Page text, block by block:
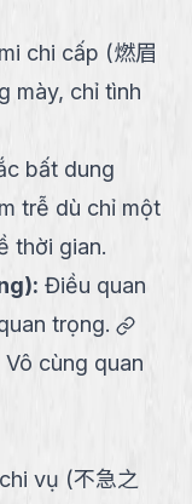
chi cấp (燃眉
mày, chỉ tình
bất dung
trễ dù chỉ một
thời gian.
): Điều quan
trọng.
link
Vô cùng quan
vụ (不急之